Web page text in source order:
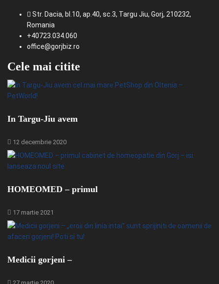
Str. Dacia, bl.10, ap.40, sc.3, Targu Jiu, Gorj, 210232,
Romania
+40723.034.060
office@gorjbiz.ro
Cele mai citite
In Targu-Jiu avem
12 decembrie 2020
HOMEOMED – primul
17 martie 2021
Medicii gorjeni –